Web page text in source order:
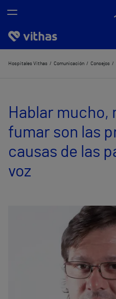
Nosotros
Servicios de salud
Equipo médico y asistencial
Hospitales Vithas Comunicación Consejos
Hablar mucho,
fumar son las
causas de las
voz